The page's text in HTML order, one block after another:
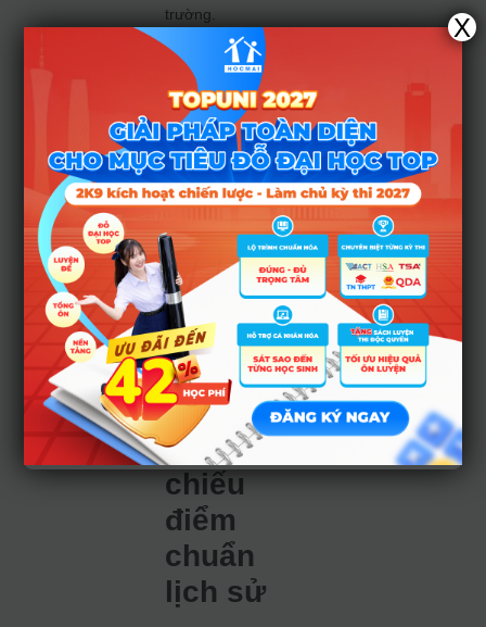
trường.
Với những thí sinh
muốn gia tăng điểm
số ở phần Tư duy
khoa học, việc thực
chiến trênPhòng
luyện đề V-ACT
HOCMAIlà bước
chuẩn bị không thể
thiếu để bám sát
cấu trúc đề thi thực
tế và tối ưu hóa thời
gian làm bài.
Dự kiến
học phí
và tham
chiếu
điểm
chuẩn
lịch sử
X